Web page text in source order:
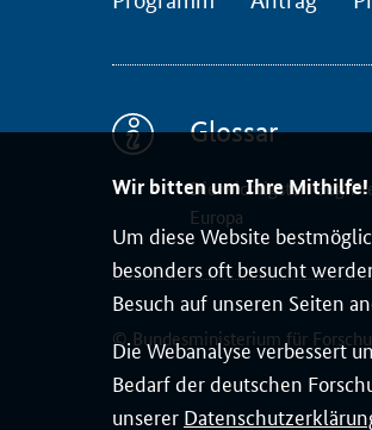
Wir bitten um Ihre Mithilfe!
Um diese Website
besonders oft besucht
Besuch auf unseren Seiten
Die Webanalyse verbessert
Bedarf der deutschen
unserer
h
p
r
a
h
i
g
e
O
Glossar
Die wichtigsten
Europa
© Bundesministerium für